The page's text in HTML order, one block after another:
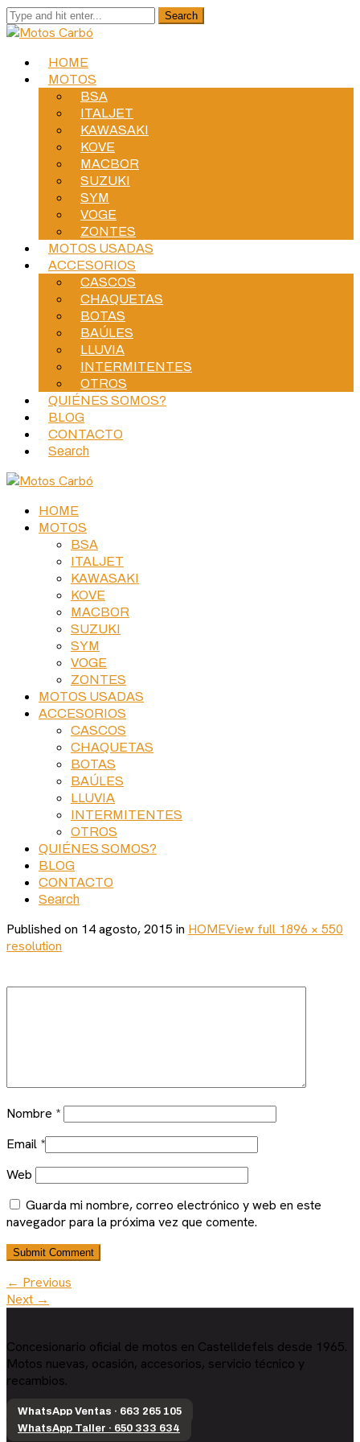
HOME
MOTOS
BSA
ITALJET
KAWASAKI
KOVE
MACBOR
SUZUKI
SYM
VOGE
ZONTES
MOTOS USADAS
ACCESORIOS
CASCOS
CHAQUETAS
BOTAS
BAÚLES
LLUVIA
INTERMITENTES
OTROS
QUIÉNES SOMOS?
BLOG
CONTACTO
Search
HOME
MOTOS
BSA
ITALJET
KAWASAKI
KOVE
MACBOR
SUZUKI
SYM
VOGE
ZONTES
MOTOS USADAS
ACCESORIOS
CASCOS
CHAQUETAS
BOTAS
BAÚLES
LLUVIA
INTERMITENTES
OTROS
QUIÉNES SOMOS?
BLOG
CONTACTO
Search
Published on 14 agosto, 2015 in HOMEView full 1896 × 550
resolution
Nombre *
Email *
Web
Guarda mi nombre, correo electrónico y web en este
navegador para la próxima vez que comente.
← Previous
Next →
Concesionario oficial de motos en Castelldefels desde 1965.
Motos nuevas, ocasión, accesorios, servicio técnico y
recambios.
WhatsApp Ventas · 663 265 105
WhatsApp Taller · 650 333 634